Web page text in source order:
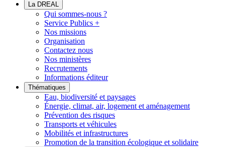
La DREAL
Qui sommes-nous ?
Service Publics +
Nos missions
Organisation
Contactez nous
Nos ministères
Recrutements
Informations éditeur
Thématiques
Eau, biodiversité et paysages
Énergie, climat, air, logement et aménagement
Prévention des risques
Transports et véhicules
Mobilités et infrastructures
Promotion de la transition écologique et solidaire